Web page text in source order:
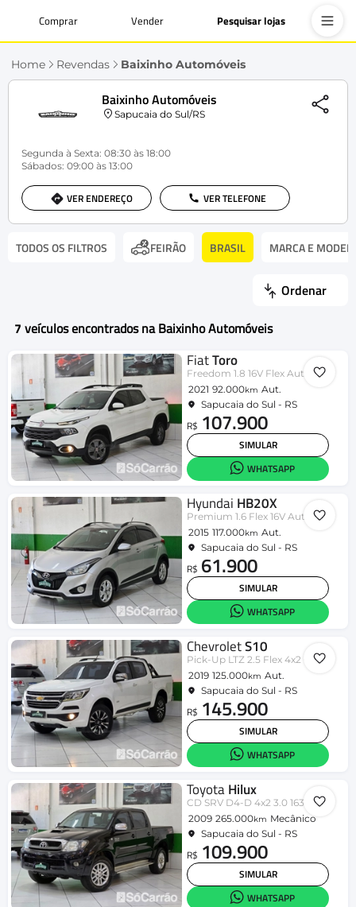
Comprar Vender Pesquisar lojas
Home Revendas Baixinho Automóveis
Baixinho Automóveis
Sapucaia do Sul/RS
Segunda à Sexta: 08:30 às 18:00
Sábados: 09:00 às 13:00
VER ENDEREÇO VER TELEFONE
TODOS OS FILTROS FEIRÃO BRASIL MARCA E
Ordenar
7 veículos encontrados na Baixinho Automóveis
FiatToro
Freedom 1.8 16V Flex Aut.
2021 92.000km Aut.
Sapucaia do Sul - RS
R$ 107.900
SIMULAR
WHATSAPP
Hyundai HB20X
Premium 1.6 Flex 16V Aut.
2015 117.000km Aut.
Sapucaia do Sul - RS
R$ 61.900
SIMULAR
WHATSAPP
ChevroletS10
Pick-Up LTZ 2.5 Flex 4x2 CD Aut.
2019 125.000km Aut.
Sapucaia do Sul - RS
R$ 145.900
SIMULAR
WHATSAPP
ToyotaHilux
CD SRV D4-D 4x2 3.0 163cv TDI Dies
2009 265.000km Mecânico
Sapucaia do Sul - RS
R$ 109.900
SIMULAR
WHATSAPP